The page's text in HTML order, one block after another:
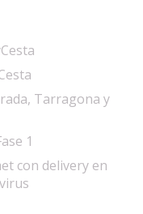
Tarragona y
1
con delivery en